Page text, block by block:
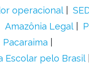
operacional
Amazônia Legal
Pacaraima
Escolar pelo Brasil